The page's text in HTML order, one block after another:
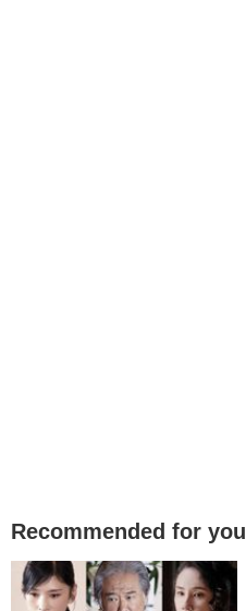
Recommended for you